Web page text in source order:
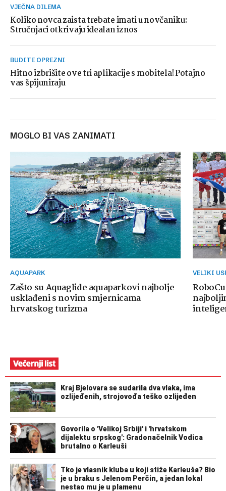
VJEČNA DILEMA
Koliko novca zaista trebate imati u novčaniku:
Stručnjaci otkrivaju idealan iznos
BUDITE OPREZNI
Hitno izbrišite ove tri aplikacije s mobitela! Potajno
vas špijuniraju
MOGLO BI VAS ZANIMATI
AQUAPARK
Zašto su Aquaglide aquaparkovi najbolje
usklađeni s novim smjernicama
hrvatskog turizma
VELIKI